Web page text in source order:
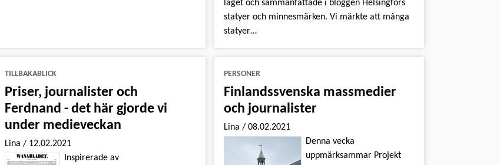
läget och sammanfattade i bloggen Helsingfors
statyer och minnesmärken. Vi märkte att många
statyer…
TILLBAKABLICK
Priser, journalister och
Ferdnand - det här gjorde vi
under medieveckan
Lina / 12.02.2021
Inspirerade av
PERSONER
Finlandssvenska massmedier
och journalister
Lina / 08.02.2021
Denna vecka
uppmärksammar Projekt